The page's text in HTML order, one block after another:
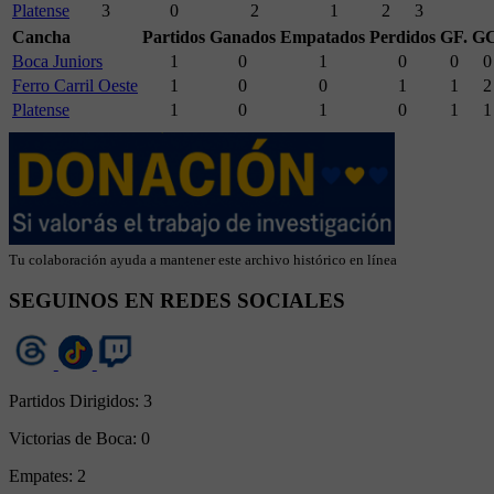
Platense 3 0 2 1 2
3
Cancha
Partidos Ganados Empatados Perdidos GF.
Boca Juniors
1 0 1 0 0
0
Ferro Carril Oeste
1 0 0 1 1
2
Platense
1 0 1 0 1 1
Tu colaboración ayuda a mantener este archivo histórico en línea
SEGUINOS EN REDES SOCIALES
Partidos Dirigidos: 3
Victorias de Boca: 0
Empates: 2